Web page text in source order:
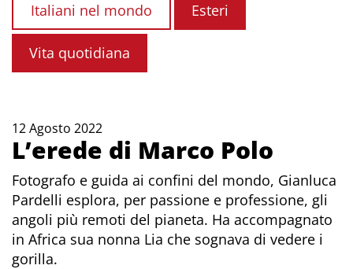
Italiani nel mondo Esteri
Vita quotidiana
12 Agosto 2022
L’erede di Marco Polo
Fotografo e guida ai confini del mondo, Gianluca
Pardelli esplora, per passione e professione, gli
angoli più remoti del pianeta. Ha accompagnato
in Africa sua nonna Lia che sognava di vedere i
gorilla.